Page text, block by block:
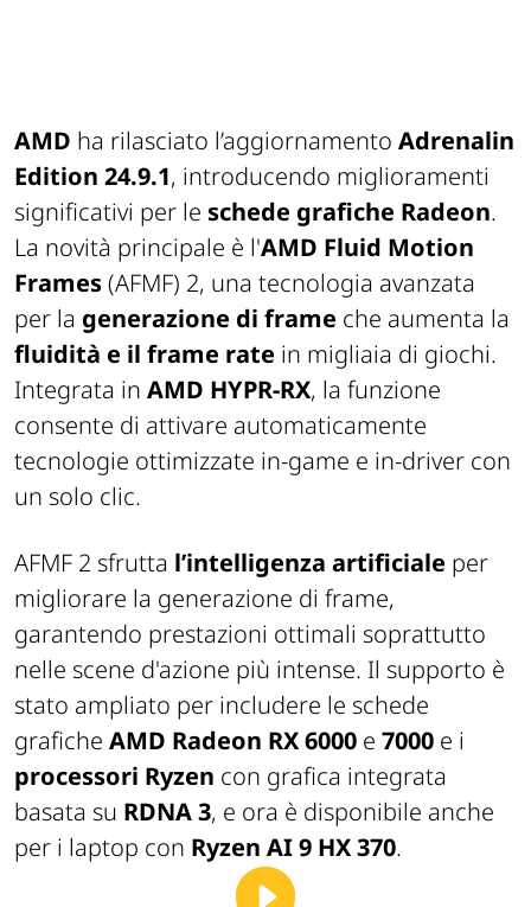
AMD ha rilasciato l’aggiornamento Adrenalin
Edition 24.9.1, introducendo miglioramenti
significativi per le schede grafiche Radeon.
La novità principale è l'AMD Fluid Motion
Frames(AFMF) 2, una tecnologia avanzata
per la generazione di frame che aumenta la
fluidità e il frame rate in migliaia di giochi.
Integrata in AMD HYPR-RX, la funzione
consente di attivare automaticamente
tecnologie ottimizzate in-game e in-driver con
un solo clic.
AFMF 2 sfrutta l’intelligenza artificiale per
migliorare la generazione di frame,
garantendo prestazioni ottimali soprattutto
nelle scene d'azione più intense. Il supporto è
stato ampliato per includere le schede
grafiche AMD Radeon RX 6000 e 7000 e i
processori Ryzen con grafica integrata
basata su RDNA 3, e ora è disponibile anche
per i laptop con Ryzen AI 9 HX 370.